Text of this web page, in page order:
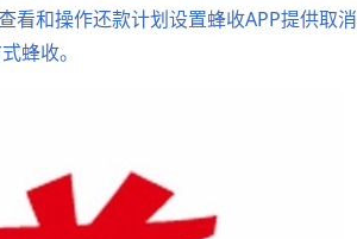
看和操作还款计划设置蜂收APP提供取消
蜂收。